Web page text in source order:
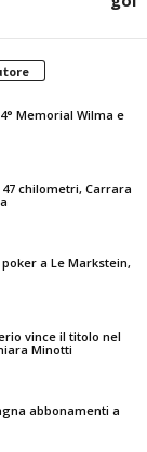
Memorial Wilma e
chilometri, Carrara
a Le Markstein,
vince il titolo nel
Minotti
abbonamenti a